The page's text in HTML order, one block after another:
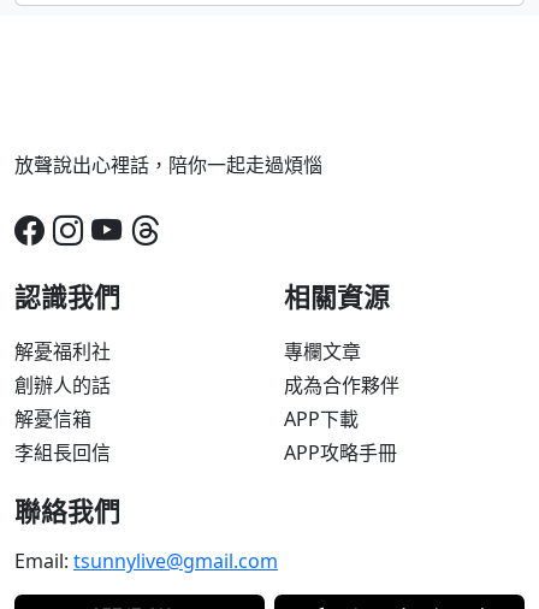
放聲說出心裡話，陪你一起走過煩惱
認識我們
解憂福利社
創辦人的話
解憂信箱
李組長回信
相關資源
專欄文章
成為合作夥伴
APP下載
APP攻略手冊
聯絡我們
Email: tsunnylive@gmail.com